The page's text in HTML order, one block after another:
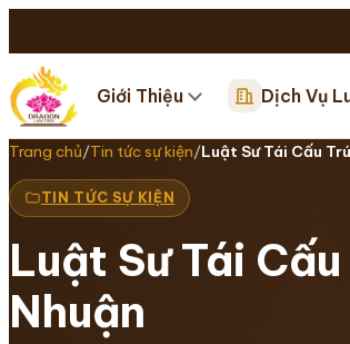
Giới Thiệu Dịch Vụ
Trang chủ/Tin tức sự kiện/Luật Sư Tái Cấu
TIN TỨC SỰ KIỆN
Luật Sư Tái
Nhuận